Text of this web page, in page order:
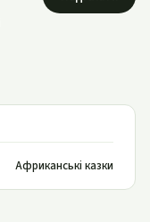
Африканські казки